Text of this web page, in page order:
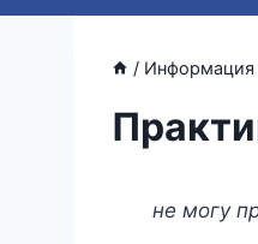
/ Информация
не могу